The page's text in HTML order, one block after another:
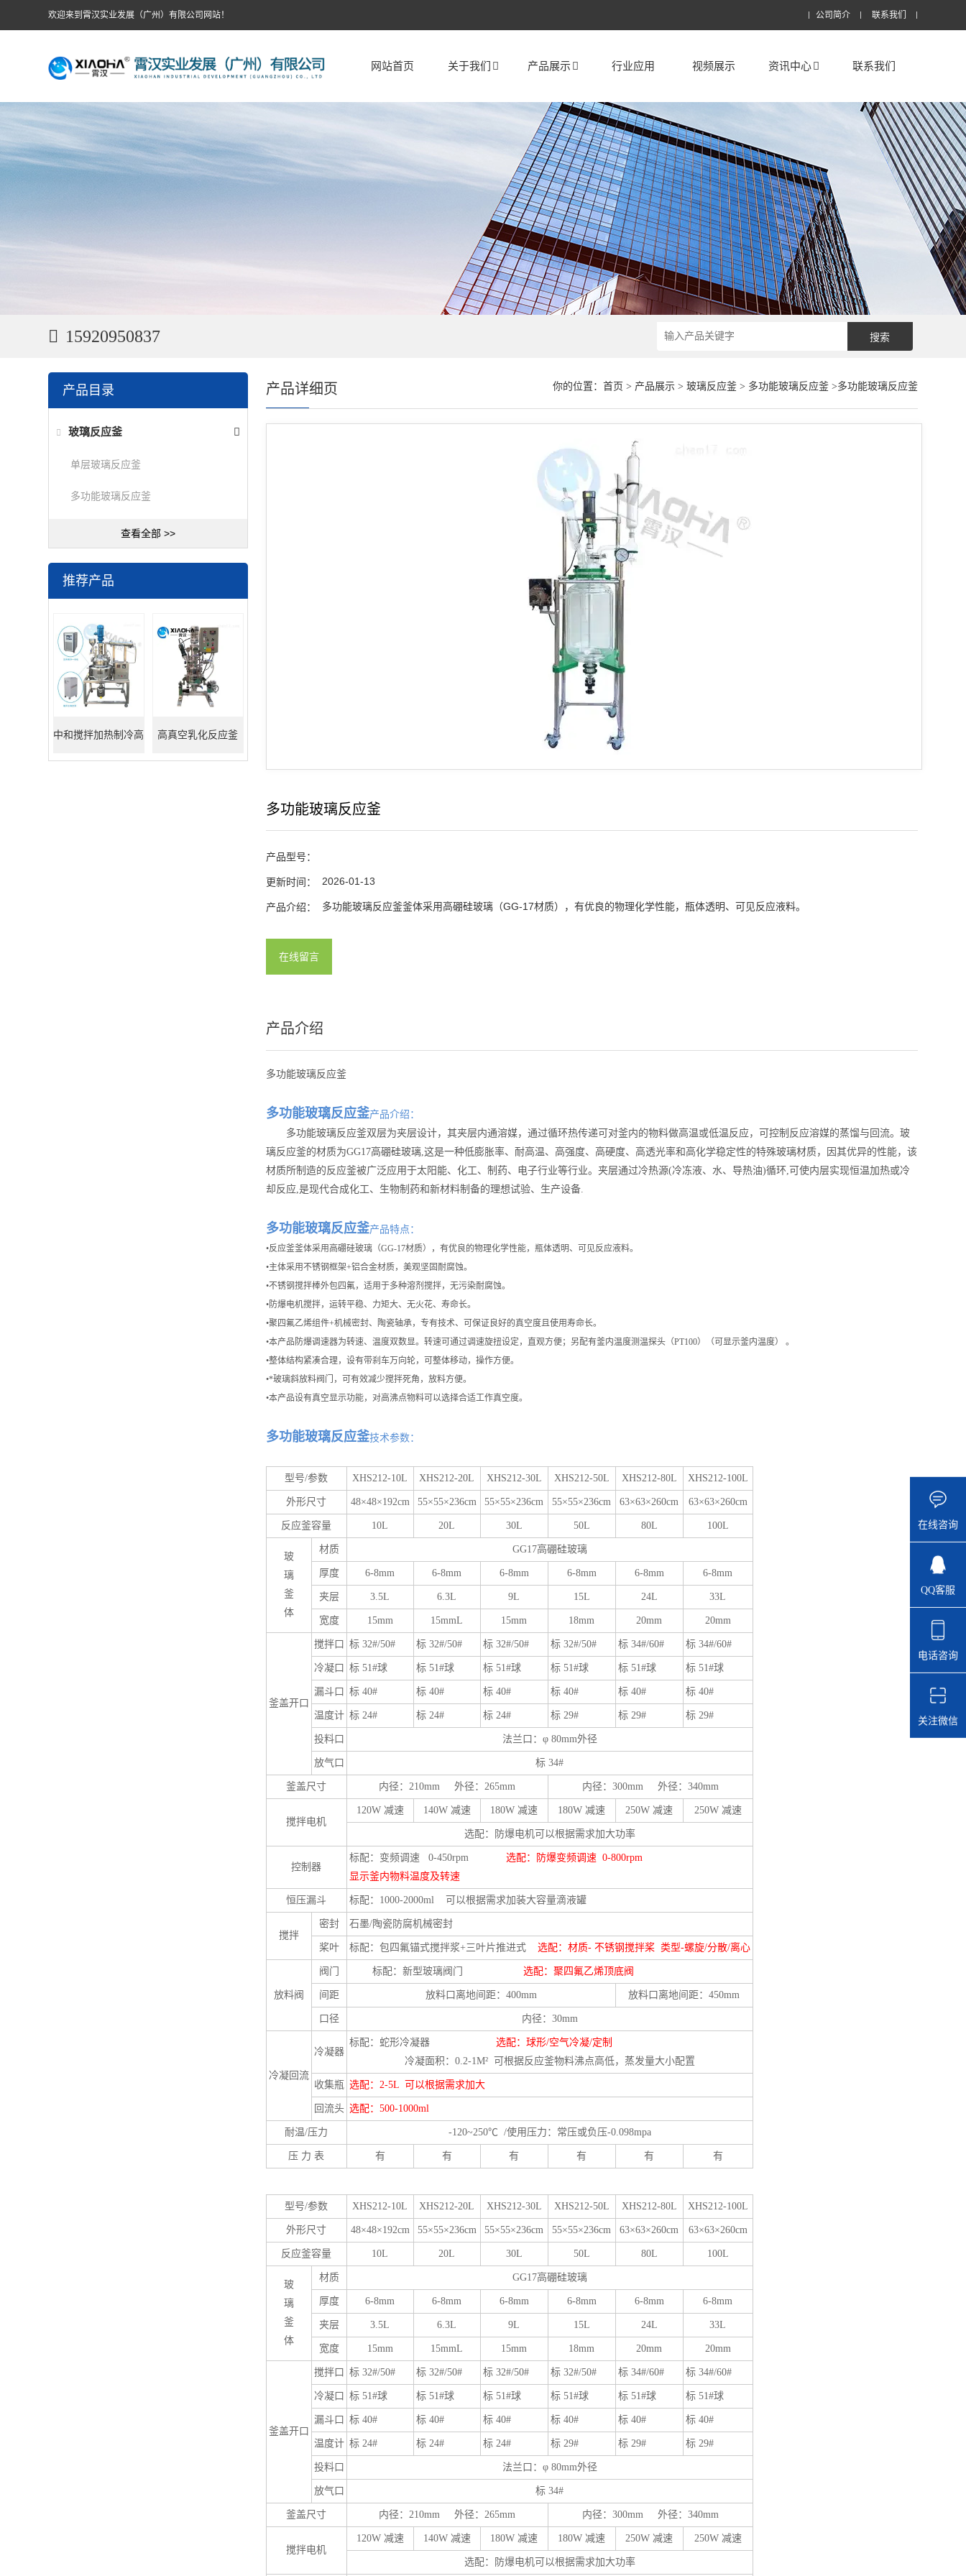
欢迎来到霄汉实业发展（广州）有限公司网站！ 公司简介 联系我们
网站首页 关于我们 产品展示 行业应用 视频展示 资讯中心 联系我们
15920950837
产品目录
玻璃反应釜
单层玻璃反应釜
多功能玻璃反应釜
查看全部 >>
推荐产品
中和搅拌加热制冷高 高真空乳化反应釜
你的位置： 首页 > 产品展示> 玻璃反应釜> 多功能玻璃反应釜>多功能玻璃反应釜
产品详细页
多功能玻璃反应釜
产品型号：
更新时间： 2026-01-13
产品介绍： 多功能玻璃反应釜釜体采用高硼硅玻璃（GG-17材质），有优良的物理化学性能，瓶体透明、可见反应液料。
在线留言
产品介绍
多功能玻璃反应釜
多功能玻璃反应釜产品介绍：
多功能玻璃反应釜双层为夹层设计，其夹层内通溶媒，通过循环热传递可对釜内的物料做高温或低温反应，可控制反应溶媒的蒸馏与回流。玻
璃反应釜的材质为GG17高硼硅玻璃,这是一种低膨胀率、耐高温、高强度、高硬度、高透光率和高化学稳定性的特殊玻璃材质，因其优异的性能，该
材质所制造的反应釜被广泛应用于太阳能、化工、制药、电子行业等行业。夹层通过冷热源(冷冻液、水、导热油)循环,可使内层实现恒温加热或冷
却反应,是现代合成化工、生物制药和新材料制备的理想试验、生产设备.
多功能玻璃反应釜产品特点：
•反应釜釜体采用高硼硅玻璃（GG-17材质），有优良的物理化学性能，瓶体透明、可见反应液料。
•主体采用不锈钢框架+铝合金材质，美观坚固耐腐蚀。
•不锈钢搅拌棒外包四氟，适用于多种溶剂搅拌，无污染耐腐蚀。
•防爆电机搅拌，运转平稳、力矩大、无火花、寿命长。
•聚四氟乙烯组件+机械密封、陶瓷轴承，专有技术、可保证良好的真空度且使用寿命长。
•本产品防爆调速器为转速、温度双数显。转速可通过调速旋扭设定，直观方便； 另配有釜内温度测温探头（PT100）（可显示釜内温度）
。
•整体结构紧凑合理，设有带刹车万向轮，可整体移动，操作方便。
•*玻璃斜放料阀门，可有效减少搅拌死角，放料方便。
•本产品设有真空显示功能，对高沸点物料可以选择合适工作真空度。
多功能玻璃反应釜技术参数：
型号/参数 XHS212-10L XHS212-20L XHS212-30L XHS212-50L XHS212-80L XHS212-100L
外形尺寸 48×48×192cm 55×55×236cm 55×55×236cm 55×55×236cm 63×63×260cm 63×63×260cm
反应釜容量 10L 20L 30L 50L 80L 100L
玻
璃
釜
体
材质 GG17高硼硅玻璃
厚度 6-8mm 6-8mm 6-8mm 6-8mm 6-8mm 6-8mm
夹层 3.5L 6.3L 9L 15L 24L 33L
宽度 15mm 15mmL 15mm 18mm 20mm 20mm
釜盖开口
搅拌口 标 32#/50# 标 32#/50# 标 32#/50# 标 32#/50# 标 34#/60# 标 34#/60#
冷凝口 标 51#球 标 51#球 标 51#球 标 51#球 标 51#球 标 51#球
漏斗口 标 40# 标 40# 标 40# 标 40# 标 40# 标 40#
温度计 标 24# 标 24# 标 24# 标 29# 标 29# 标 29#
投料口 法兰口：φ 80mm外径
放气口 标 34#
釜盖尺寸 内径：210mm 外径：265mm 内径：300mm 外径：340mm
搅拌电机
120W 减速 140W 减速 180W 减速 180W 减速 250W 减速 250W 减速
选配：防爆电机可以根据需求加大功率
控制器
标配：变频调速 0-450rpm 选配：防爆变频调速 0-800rpm
显示釜内物料温度及转速
恒压漏斗 标配：1000-2000ml 可以根据需求加装大容量滴液罐
搅拌
密封 石墨/陶瓷防腐机械密封
桨叶 标配：包四氟锚式搅拌浆+三叶片推进式 选配：材质- 不锈钢搅拌桨 类型-螺旋/分散/离心
放料阀
阀门 标配：新型玻璃阀门 选配：聚四氟乙烯顶底阀
间距 放料口离地间距：400mm 放料口离地间距：450mm
口径 内径：30mm
冷凝回流
冷凝器
标配：蛇形冷凝器
选配：球形/空气冷凝/定制
冷凝面积：0.2-1M² 可根据反应釜物料沸点高低，蒸发量大小配置
收集瓶 选配：2-5L 可以根据需求加大
回流头 选配：500-1000ml
耐温/压力 -120~250℃ /使用压力：常压或负压-0.098mpa
压 力 表 有 有 有 有 有 有
型号/参数 XHS212-10L XHS212-20L XHS212-30L XHS212-50L XHS212-80L XHS212-100L
外形尺寸 48×48×192cm 55×55×236cm 55×55×236cm 55×55×236cm 63×63×260cm 63×63×260cm
反应釜容量 10L 20L 30L 50L 80L 100L
玻
璃
釜
体
材质 GG17高硼硅玻璃
厚度 6-8mm 6-8mm 6-8mm 6-8mm 6-8mm 6-8mm
夹层 3.5L 6.3L 9L 15L 24L 33L
宽度 15mm 15mmL 15mm 18mm 20mm 20mm
釜盖开口
搅拌口 标 32#/50# 标 32#/50# 标 32#/50# 标 32#/50# 标 34#/60# 标 34#/60#
冷凝口 标 51#球 标 51#球 标 51#球 标 51#球 标 51#球 标 51#球
漏斗口 标 40# 标 40# 标 40# 标 40# 标 40# 标 40#
温度计 标 24# 标 24# 标 24# 标 29# 标 29# 标 29#
投料口 法兰口：φ 80mm外径
放气口 标 34#
釜盖尺寸 内径：210mm 外径：265mm 内径：300mm 外径：340mm
搅拌电机
120W 减速 140W 减速 180W 减速 180W 减速 250W 减速 250W 减速
选配：防爆电机可以根据需求加大功率
在线咨询
QQ客服
电话咨询
关注微信